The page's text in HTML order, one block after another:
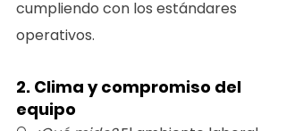
cumpliendo con los estándares
operativos.
2. Clima y compromiso del
equipo